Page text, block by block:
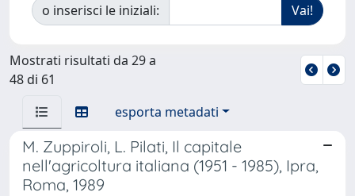
o inserisci le iniziali:
Mostrati risultati da 29 a
48 di 61
esporta metadati
M. Zuppiroli, L. Pilati, Il capitale
nell'agricoltura italiana (1951 - 1985), Ipra,
Roma, 1989